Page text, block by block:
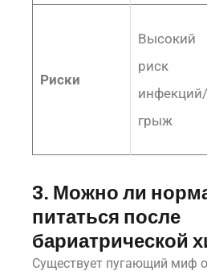
Риски
Высокий
риск
инфекций/
грыж
3. Можно ли
питаться после
бариатрической
Существует пугающий миф